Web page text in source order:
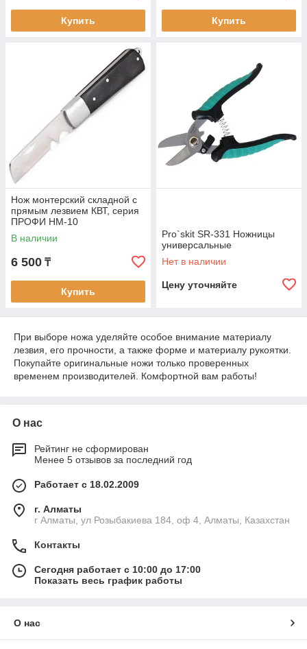
Купить Купить
Нож монтерский складной с
прямым лезвием КВТ, серия
ПРОФИ НМ-10
В наличии
6 500 ₸
Купить
Pro`skit SR-331 Ножницы
универсальные
Нет в наличии
Цену уточняйте
При выборе ножа уделяйте особое внимание материалу
лезвия, его прочности, а также форме и материалу рукоятки.
Покупайте оригинальные ножи только проверенных
временем производителей. Комфортной вам работы!
О нас
Рейтинг не сформирован
Менее 5 отзывов за последний год
Работает с 18.02.2009
г. Алматы
г Алматы, ул Розыбакиева 184, оф 4, Алматы, Казахстан
Контакты
Сегодня работает с 10:00 до 17:00
Показать весь график работы
О нас